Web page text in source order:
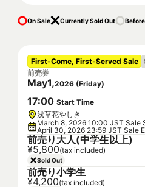
On Sale Currently Sold Out
First-Come, First-Served Sale
前売券
May1,2026 (Friday)
17:00 Start Time
浅草花やしき
March 8, 2026 10:00 JST Sale
April 30, 2026 23:59 JST Sale
前売り大人(中学生以上)
¥5,800(tax included)
Sold Out
前売り小学生
¥4,200(tax included)